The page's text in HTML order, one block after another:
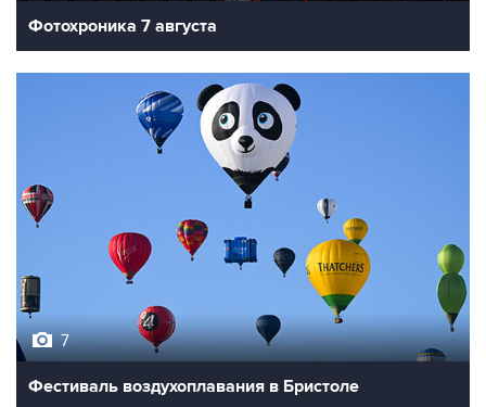
Фотохроника 7 августа
7
Фестиваль воздухоплавания в Бристоле